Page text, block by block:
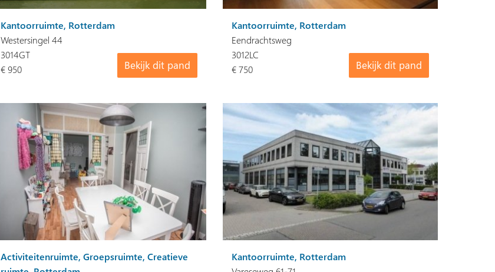
Kantoorruimte, Rotterdam
Westersingel 44
Bekijk dit pand
3014GT
€ 950
Kantoorruimte, Rotterdam
Eendrachtsweg
Bekijk dit pand
3012LC
€ 750
Activiteitenruimte, Groepsruimte, Creatieve
Kantoorruimte, Rotterdam